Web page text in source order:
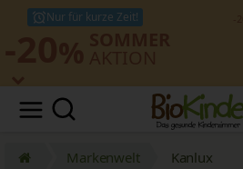
Nur für kurze Zeit!
Markenwelt Kanlux